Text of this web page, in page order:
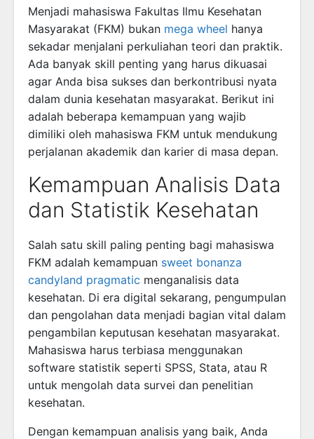
Menjadi mahasiswa Fakultas Ilmu Kesehatan
Masyarakat (FKM) bukan mega wheel hanya
sekadar menjalani perkuliahan teori dan praktik.
Ada banyak skill penting yang harus dikuasai
agar Anda bisa sukses dan berkontribusi nyata
dalam dunia kesehatan masyarakat. Berikut ini
adalah beberapa kemampuan yang wajib
dimiliki oleh mahasiswa FKM untuk mendukung
perjalanan akademik dan karier di masa depan.
Kemampuan Analisis Data
dan Statistik Kesehatan
Salah satu skill paling penting bagi mahasiswa
FKM adalah kemampuan sweet bonanza
candyland pragmatic menganalisis data
kesehatan. Di era digital sekarang, pengumpulan
dan pengolahan data menjadi bagian vital dalam
pengambilan keputusan kesehatan masyarakat.
Mahasiswa harus terbiasa menggunakan
software statistik seperti SPSS, Stata, atau R
untuk mengolah data survei dan penelitian
kesehatan.
Dengan kemampuan analisis yang baik, Anda